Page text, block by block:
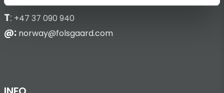
T: +47 37 090 940
@: norway@folsgaard.com